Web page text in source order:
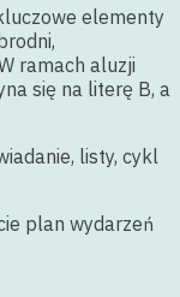
elementy
ramach aluzji
się na literę B, a
listy, cykl
plan wydarzeń